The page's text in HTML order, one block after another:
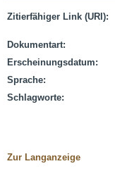
Zitierfähiger Link (URI):
Dokumentart:
Erscheinungsdatum:
Sprache:
Schlagworte:
Zur Langanzeige